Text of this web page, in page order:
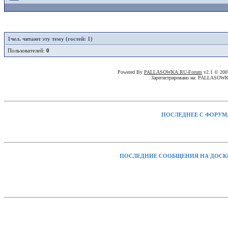
1чел. читают эту тему (гостей: 1)
Пользователей: 0
Powered By PALLASOWKA.RU-Forum v2.1 ©
Зарегистрировано на:
ПОСЛЕДНЕЕ С
ПОСЛЕДНИЕ СООБЩЕНИЯ НА